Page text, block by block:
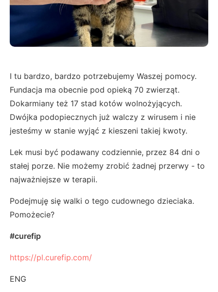
I tu bardzo, bardzo potrzebujemy Waszej pomocy.
Fundacja ma obecnie pod opieką 70 zwierząt.
Dokarmiany też 17 stad kotów wolnożyjących.
Dwójka podopiecznych już walczy z wirusem i nie
jesteśmy w stanie wyjąć z kieszeni takiej kwoty.
Lek musi być podawany codziennie, przez 84 dni o
stałej porze. Nie możemy zrobić żadnej przerwy - to
najważniejsze w terapii.
Podejmuję się walki o tego cudownego dzieciaka.
Pomożecie?
#curefip
https://pl.curefip.com/
ENG